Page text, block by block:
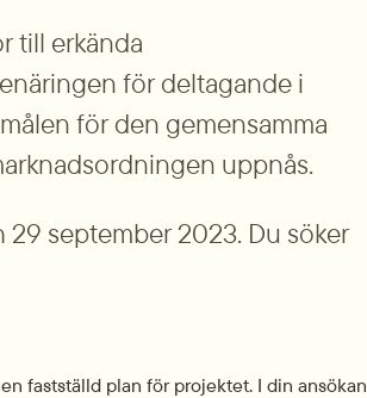
till erkända
för deltagande i
för den gemensamma
uppnås.
september 2023. Du söker
fastställd plan för projektet. I din ansökan